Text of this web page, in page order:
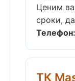
Ценим
сроки,
Телефон:
ТК